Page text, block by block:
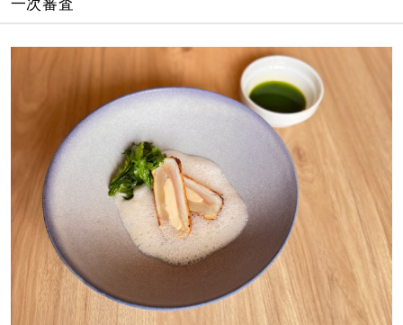
一次審査